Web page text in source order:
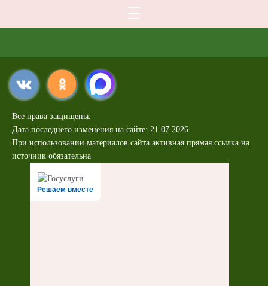
Все права защищены.
Дата последнего изменения на сайте: 21.07.2026
При использовании материалов сайта активная прямая ссылка на
источник обязательна
Решаем вместе